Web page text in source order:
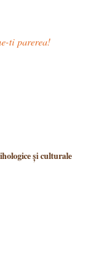
ti parerea!
și culturale